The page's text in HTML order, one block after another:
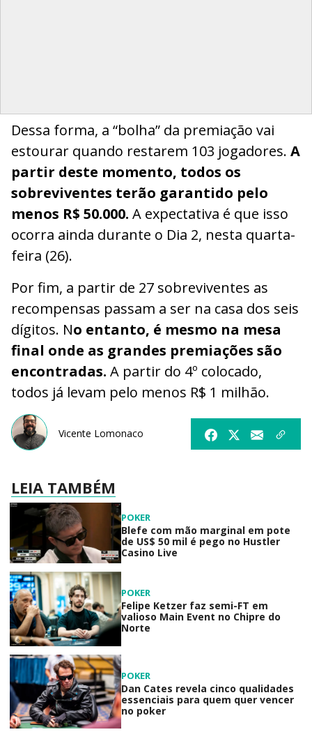
Dessa forma, a “bolha” da premiação vai
estourar quando restarem 103 jogadores. A
partir deste momento, todos os
sobreviventes terão garantido pelo
menos R$ 50.000. A expectativa é que isso
ocorra ainda durante o Dia 2, nesta quarta-
feira (26).
Por fim, a partir de 27 sobreviventes as
recompensas passam a ser na casa dos seis
dígitos. No entanto, é mesmo na mesa
final onde as grandes premiações são
encontradas. A partir do 4º colocado,
todos já levam pelo menos R$ 1 milhão.
Vicente Lomonaco
LEIA TAMBÉM
POKER
Blefe com mão marginal em pote
de US$ 50 mil é pego no Hustler
Casino Live
POKER
Felipe Ketzer faz semi-FT em
valioso Main Event no Chipre do
Norte
POKER
Dan Cates revela cinco qualidades
essenciais para quem quer vencer
no poker